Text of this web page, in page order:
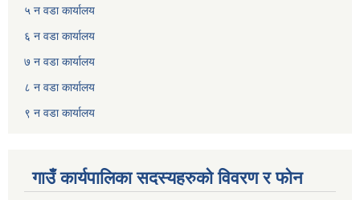
५ न वडा कार्यालय
६ न वडा कार्यालय
७ न वडा कार्यालय
८ न वडा कार्यालय
९ न वडा कार्यालय
गाउँ कार्यपालिका सदस्यहरुकाे विवरण र फाेन